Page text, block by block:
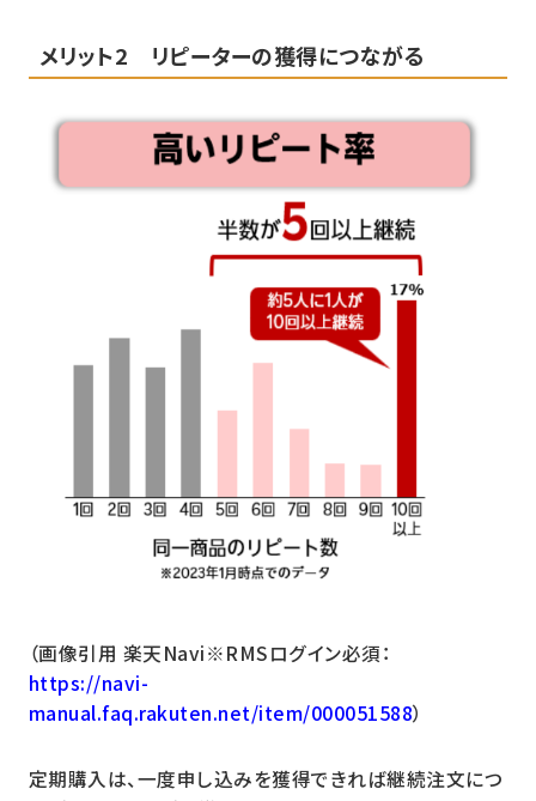
メリット2 リピーターの獲得につながる
（画像引用 楽天Navi※RMSログイン必須：
https://navi-
manual.faq.rakuten.net/item/000051588）
定期購入は、一度申し込みを獲得できれば継続注文につ